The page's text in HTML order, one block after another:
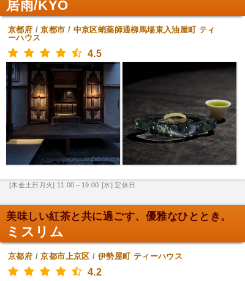
居雨/KYO
京都府 /京都市 / 中京区蛸薬師通柳馬場東入油屋町 ティ
ーハウス
4.5
[木金土日月火] 11:00～19:00 [水] 定休日
美味しい紅茶と共に過ごす、優雅なひととき。
ミスリム
京都府 /京都市上京区 / 伊勢屋町 ティーハウス
4.2